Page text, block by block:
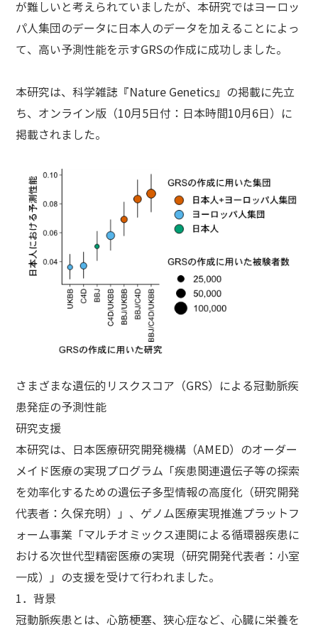
が難しいと考えられていましたが、本研究ではヨーロッ
パ人集団のデータに日本人のデータを加えることによっ
て、高い予測性能を示すGRSの作成に成功しました。
本研究は、科学雑誌『Nature Genetics』の掲載に先立
ち、オンライン版（10月5日付：日本時間10月6日）に
掲載されました。
さまざまな遺伝的リスクスコア（GRS）による冠動脈疾
患発症の予測性能
研究支援
本研究は、日本医療研究開発機構（AMED）のオーダー
メイド医療の実現プログラム「疾患関連遺伝子等の探索
を効率化するための遺伝子多型情報の高度化（研究開発
代表者：久保充明）」、ゲノム医療実現推進プラットフ
ォーム事業「マルチオミックス連関による循環器疾患に
おける次世代型精密医療の実現（研究開発代表者：小室
一成）」の支援を受けて行われました。
1．背景
冠動脈疾患とは、心筋梗塞、狭心症など、心臓に栄養を